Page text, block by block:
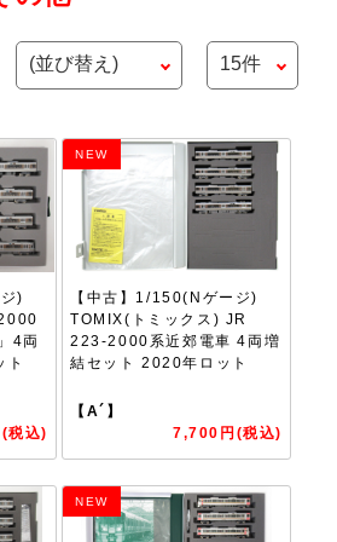
)
4両
ト
税込)
NEW
【中古】1/150(Nゲージ)
TOMIX(トミックス) JR
223-2000系近郊電車 4両増
結セット 2020年ロット
【A´】
7,700円(税込)
NEW